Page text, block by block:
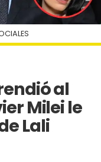
al
Milei le
Lali